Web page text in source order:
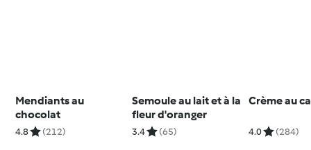
Mendiants au
chocolat
4.8 (212)
Semoule au lait et à la
fleur d'oranger
3.4 (65)
Crème au
4.0 (284)